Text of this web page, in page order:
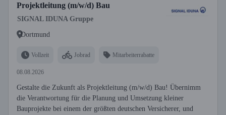
Projektleitung (m/w/d) Bau
SIGNAL IDUNA Gruppe
Dortmund
Vollzeit Jobrad Mitarbeiterrabatte
08.08.2026
Gestalte die Zukunft als Projektleitung (m/w/d) Bau! Übernimm
die Verantwortung für die Planung und Umsetzung kleiner
Bauprojekte bei einem der größten deutschen Versicherer, und